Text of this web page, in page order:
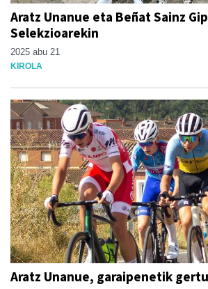
Aratz Unanue eta Beñat Sainz
Selekzioarekin
2025 abu 21
KIROLA
Aratz Unanue, garaipenetik gertu